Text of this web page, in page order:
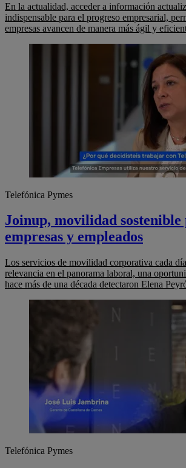
En la actualidad, acceder a información
indispensable para el progreso empresarial,
empresas avancen de manera más ágil y
Telefónica Pymes
Joinup, movilidad sostenible
empresas y empleados
Los servicios de movilidad corporativa cada
relevancia en el panorama laboral, una
hace más de una década detectaron Elena
Telefónica Pymes